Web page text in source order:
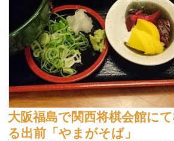
大阪福島で関西将棋会館に
る出前「やまがそば」